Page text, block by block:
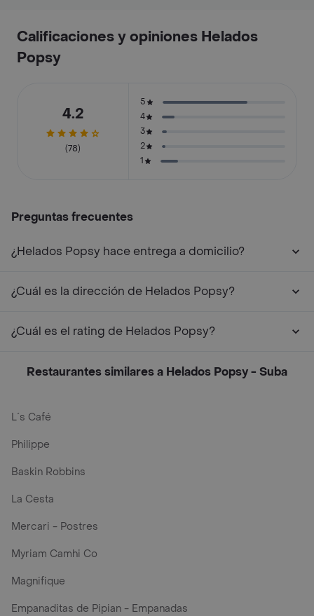
Calificaciones y opiniones Helados
Popsy
4.2
(78)
5
4
3
2
1
Preguntas frecuentes
¿Helados Popsy hace entrega a domicilio?
¿Cuál es la dirección de Helados Popsy?
¿Cuál es el rating de Helados Popsy?
Restaurantes similares a Helados Popsy - Suba
L´s Café
Philippe
Baskin Robbins
La Cesta
Mercari - Postres
Myriam Camhi Co
Magnifique
Empanaditas de Pipian - Empanadas